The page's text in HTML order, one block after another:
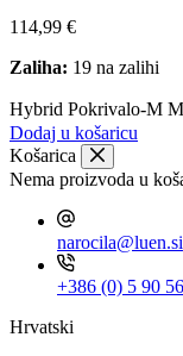
114,99 €
Zaliha: 19 na zalihi
Hybrid Pokrivalo-M
Dodaj u košaricu
Košarica
Nema proizvoda u
narocila@luen.si
+386 (0) 5 90
Hrvatski